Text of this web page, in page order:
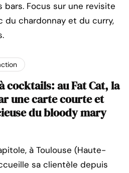
Focus sur une revisite
du chardonnay et du curry,
cocktails: au Fat Cat, la
une carte courte et
du bloody mary
à Toulouse (Haute-
sa clientèle depuis